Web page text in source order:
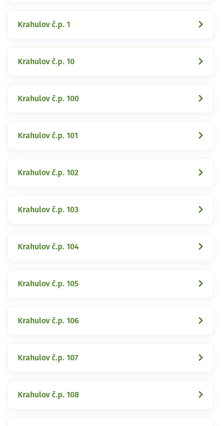
Krahulov č.p. 1
Krahulov č.p. 10
Krahulov č.p. 100
Krahulov č.p. 101
Krahulov č.p. 102
Krahulov č.p. 103
Krahulov č.p. 104
Krahulov č.p. 105
Krahulov č.p. 106
Krahulov č.p. 107
Krahulov č.p. 108